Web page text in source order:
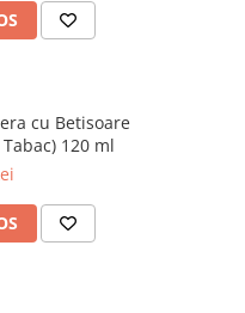
cu Betisoare
Tabac) 120 ml